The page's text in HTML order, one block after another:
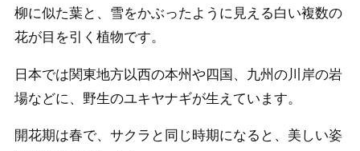
柳に似た葉と、雪をかぶったように見える白い複数の
花が目を引く植物です。
日本では関東地方以西の本州や四国、九州の川岸の岩
場などに、野生のユキヤナギが生えています。
開花期は春で、サクラと同じ時期になると、美しい姿